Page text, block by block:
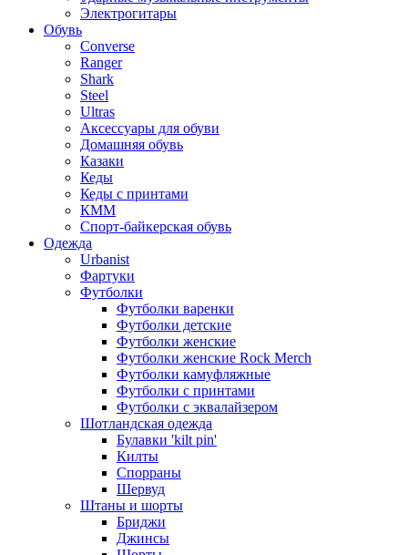
Электрогитары
Обувь
Converse
Ranger
Shark
Steel
Ultras
Аксессуары для обуви
Домашняя обувь
Казаки
Кеды
Кеды с принтами
КММ
Спорт-байкерская обувь
Одежда
Urbanist
Фартуки
Футболки
Футболки варенки
Футболки детские
Футболки женские
Футболки женские Rock Merch
Футболки камуфляжные
Футболки с принтами
Футболки с эквалайзером
Шотландская одежда
Булавки 'kilt pin'
Килты
Спорраны
Шервуд
Штаны и шорты
Бриджи
Джинсы